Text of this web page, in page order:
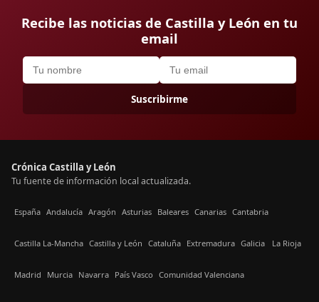
Recibe las noticias de Castilla y León en tu
email
Suscribirme
Crónica Castilla y León
Tu fuente de información local actualizada.
España Andalucía Aragón Asturias Baleares Canarias Cantabria
Castilla La-Mancha Castilla y León Cataluña Extremadura Galicia La Rioja
Madrid Murcia Navarra País Vasco Comunidad Valenciana